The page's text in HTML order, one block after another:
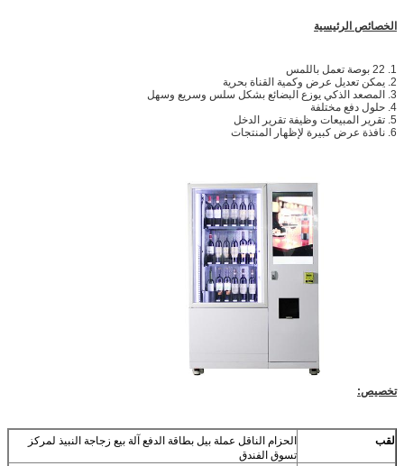
الخصائص الرئيسية
1. 22 بوصة تعمل باللمس
2. يمكن تعديل عرض وكمية القناة بحرية
3. المصعد الذكي يوزع البضائع بشكل سلس وسريع وسهل
4. حلول دفع مختلفة
5. تقرير المبيعات وظيفة تقرير الدخل
6. نافذة عرض كبيرة لإظهار المنتجات
تخصيص:
لقب
الحزام الناقل عملة بيل بطاقة الدفع آلة بيع زجاجة النبيذ لمركز
تسوق الفندق